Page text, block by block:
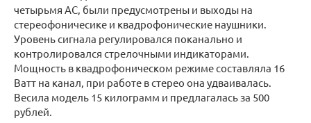
четырьмя АС, были предусмотрены и выходы на
стереофоничесике и квадрофонические наушники.
Уровень сигнала регулировался поканально и
контролировался стрелочными индикаторами.
Мощность в квадрофоническом режиме составляла 16
Ватт на канал, при работе в стерео она удваивалась.
Весила модель 15 килограмм и предлагалась за 500
рублей.